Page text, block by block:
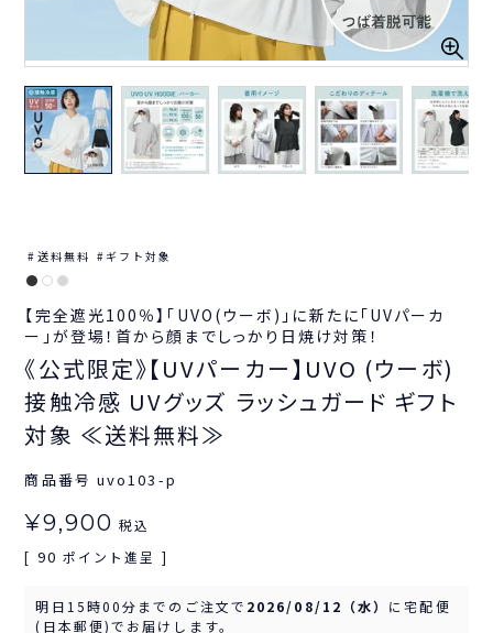
送料無料 ギフト対象
【完全遮光100％】「UVO(ウーボ)」に新たに「UVパーカ
ー」が登場！首から顔までしっかり日焼け対策！
《公式限定》【UVパーカー】UVO (ウーボ)
接触冷感 UVグッズ ラッシュガード ギフト
対象 ≪送料無料≫
商品番号 uvo103-p
¥9,900 税込
[ 90 ポイント進呈 ]
明日 15時00分 までのご注文で 2026/08/12（水） に宅配便
(日本郵便)でお届けします。